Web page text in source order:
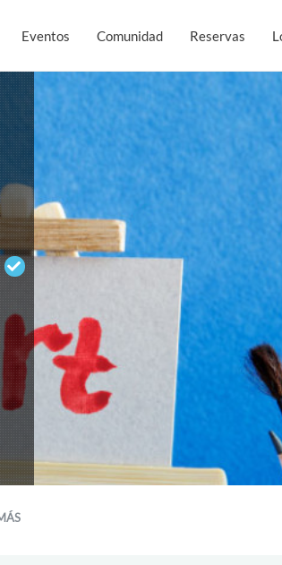
Eventos Comunidad Reservas